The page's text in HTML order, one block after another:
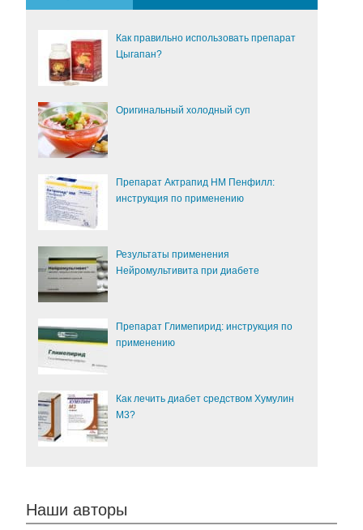
Как правильно использовать препарат
Цыгапан?
Оригинальный холодный суп
Препарат Актрапид НМ Пенфилл:
инструкция по применению
Результаты применения
Нейромультивита при диабете
Препарат Глимепирид: инструкция по
применению
Как лечить диабет средством Хумулин
М3?
Наши авторы